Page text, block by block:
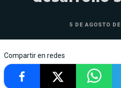
5 DE AGOSTO
Compartir en redes